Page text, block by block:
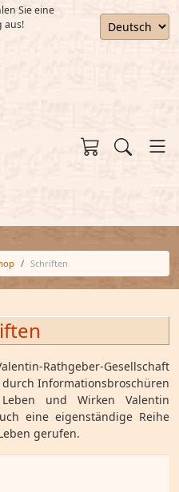
Sie eine
aus!
Schriften
Rathgeber-Gesellschaft
durch Informationsbroschüren
und Wirken Valentin
eine eigenständige Reihe
gerufen.